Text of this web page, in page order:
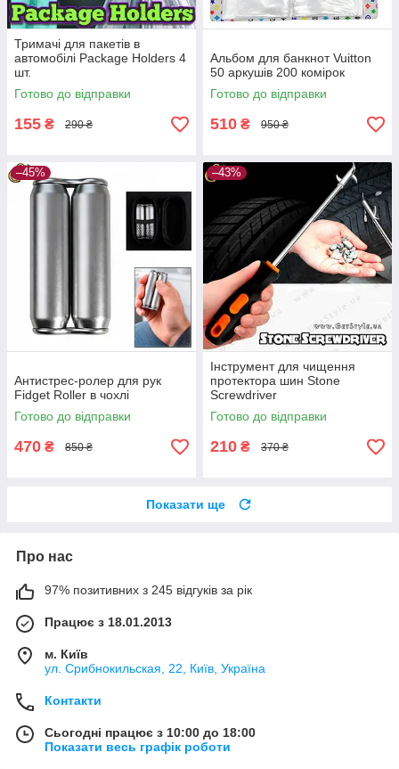
Тримачі для пакетів в
автомобілі Package Holders 4
шт.
Готово до відправки
155 ₴ 290 ₴
Альбом для банкнот Vuitton
50 аркушів 200 комірок
Готово до відправки
510 ₴ 950 ₴
–45%
Антистрес-ролер для рук
Fidget Roller в чохлі
Готово до відправки
470 ₴ 850 ₴
–43%
Інструмент для чищення
протектора шин Stone
Screwdriver
Готово до відправки
210 ₴ 370 ₴
Показати ще
Про нас
97% позитивних з 245 відгуків за рік
Працює з 18.01.2013
м. Київ
ул. Срибнокильская, 22, Київ, Україна
Контакти
Сьогодні працює з 10:00 до 18:00
Показати весь графік роботи